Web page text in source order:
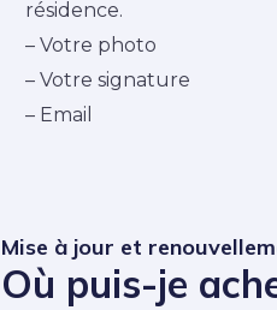
résidence.
– Votre photo
– Votre signature
– Email
Mise à jour et
Où puis-je